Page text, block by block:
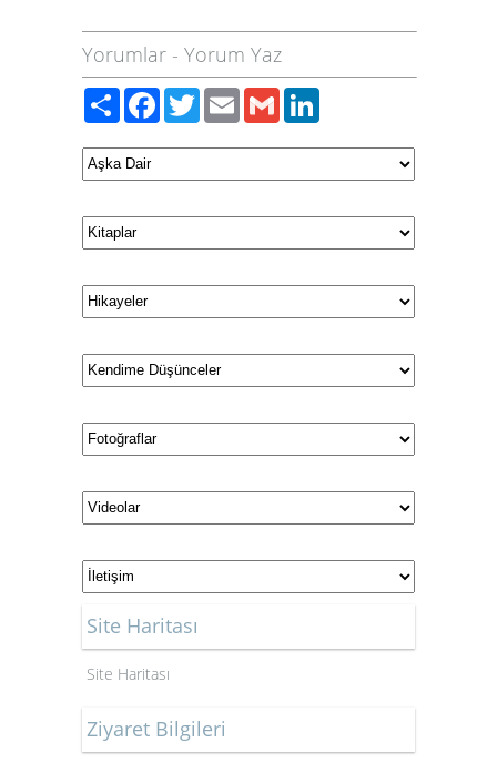
Yorumlar - Yorum Yaz
PaylaşFacebook
TwitterEmailGmail
Site Haritası
Site Haritası
Ziyaret Bilgileri